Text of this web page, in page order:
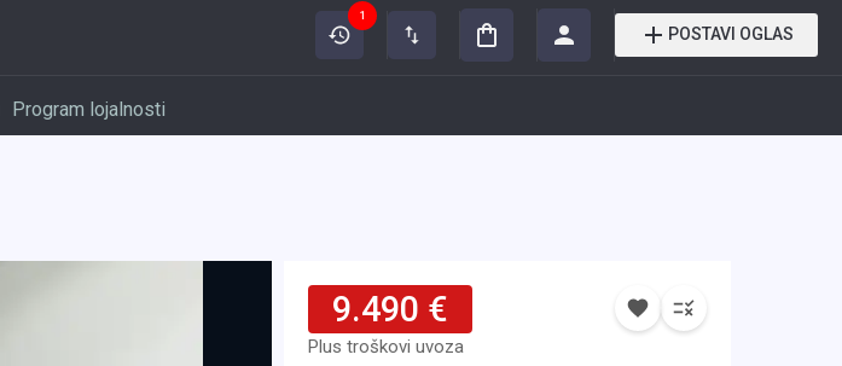
1
POSTAVI OGLAS
Program lojalnosti
9.490 €
Plus troškovi uvoza